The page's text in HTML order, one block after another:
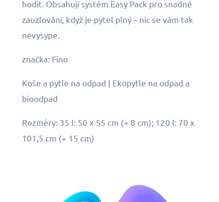
hodit. Obsahují systém Easy Pack pro snadné
zauzlování, když je pytel plný – nic se vám tak
nevysype.
značka: Fino
Koše a pytle na odpad | Ekopytle na odpad a
bioodpad
Rozměry: 35 l: 50 x 55 cm (+ 8 cm); 120 l: 70 x
101,5 cm (+ 15 cm)